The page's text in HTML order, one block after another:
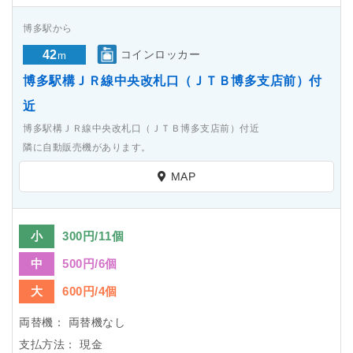
博多駅から
42m コインロッカー
博多駅構ＪＲ線中央改札口（ＪＴＢ博多支店前）付
近
博多駅構ＪＲ線中央改札口（ＪＴＢ博多支店前）付近
隣に自動販売機があります。
MAP
小 300円/11個
中 500円/6個
大 600円/4個
両替機：
両替機なし
支払方法：
現金